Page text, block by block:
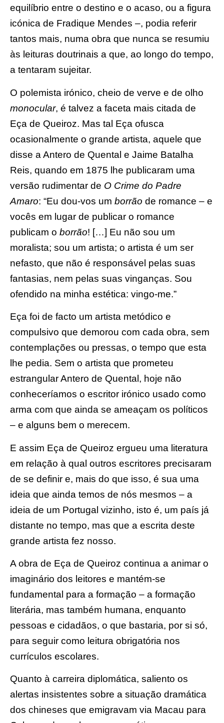
equilíbrio entre o destino e o acaso, ou a figura
icónica de Fradique Mendes –, podia referir
tantos mais, numa obra que nunca se resumiu
às leituras doutrinais a que, ao longo do tempo,
a tentaram sujeitar.
O polemista irónico, cheio de verve e de olho
monocular, é talvez a faceta mais citada de
Eça de Queiroz. Mas tal Eça ofusca
ocasionalmente o grande artista, aquele que
disse a Antero de Quental e Jaime Batalha
Reis, quando em 1875 lhe publicaram uma
versão rudimentar de O Crime do Padre
Amaro: “Eu dou-vos um borrão de romance – e
vocês em lugar de publicar o romance
publicam o borrão! […] Eu não sou um
moralista; sou um artista; o artista é um ser
nefasto, que não é responsável pelas suas
fantasias, nem pelas suas vinganças. Sou
ofendido na minha estética: vingo-me.”
Eça foi de facto um artista metódico e
compulsivo que demorou com cada obra, sem
contemplações ou pressas, o tempo que esta
lhe pedia. Sem o artista que prometeu
estrangular Antero de Quental, hoje não
conheceríamos o escritor irónico usado como
arma com que ainda se ameaçam os políticos
– e alguns bem o merecem.
E assim Eça de Queiroz ergueu uma literatura
em relação à qual outros escritores precisaram
de se definir e, mais do que isso, é sua uma
ideia que ainda temos de nós mesmos – a
ideia de um Portugal vizinho, isto é, um país já
distante no tempo, mas que a escrita deste
grande artista fez nosso.
A obra de Eça de Queiroz continua a animar o
imaginário dos leitores e mantém-se
fundamental para a formação – a formação
literária, mas também humana, enquanto
pessoas e cidadãos, o que bastaria, por si só,
para seguir como leitura obrigatória nos
currículos escolares.
Quanto à carreira diplomática, saliento os
alertas insistentes sobre a situação dramática
dos chineses que emigravam via Macau para